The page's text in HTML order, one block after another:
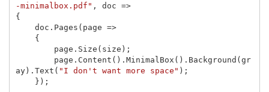
-minimalbox.pdf" , doc =>
{
doc . Pages ( page =>
{
page . Size ( size );
page . Content (). MinimalBox (). Background ( gr
ay). Text ( "I don't want more space" );
});